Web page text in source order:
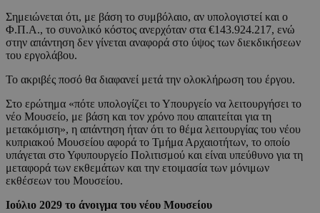
Σημειώνεται ότι, με βάση το συμβόλαιο, αν υπολογιστεί και ο
Φ.Π.Α., το συνολικό κόστος ανερχόταν στα €143.924.217, ενώ
στην απάντηση δεν γίνεται αναφορά στο ύψος των διεκδικήσεων
του εργολάβου.
Το ακριβές ποσό θα διαφανεί μετά την ολοκλήρωση του έργου.
Στο ερώτημα «πότε υπολογίζει το Υπουργείο να λειτουργήσει το
νέο Μουσείο, με βάση και τον χρόνο που απαιτείται για τη
μετακόμιση», η απάντηση ήταν ότι το θέμα λειτουργίας του νέου
κυπριακού Μουσείου αφορά το Τμήμα Αρχαιοτήτων, το οποίο
υπάγεται στο Υφυπουργείο Πολιτισμού και είναι υπεύθυνο για τη
μεταφορά των εκθεμάτων και την ετοιμασία των μόνιμων
εκθέσεων του Μουσείου.
Ιούλιο 2029 το άνοιγμα του νέου Μουσείου